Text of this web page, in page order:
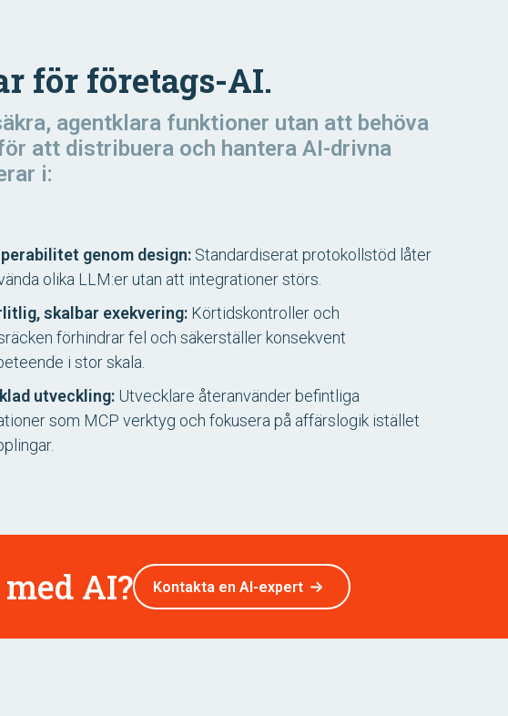
för företags-AI.
agentklara funktioner utan att behöva
att distribuera och hantera AI-drivna
i:
genom design: Standardiserat protokollstöd låter
olika LLM:er utan att integrationer störs.
skalbar exekvering: Körtidskontroller och
förhindrar fel och säkerställer konsekvent
i stor skala.
utveckling: Utvecklare återanvänder befintliga
som MCP verktyg och fokusera på affärslogik istället
AI? Kontakta en AI-expert